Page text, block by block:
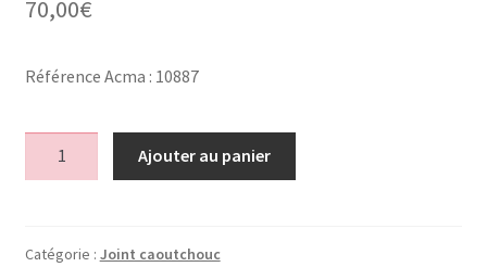
70,00€
Référence Acma : 10887
brise
Ajouter au panier
Catégorie : Joint caoutchouc